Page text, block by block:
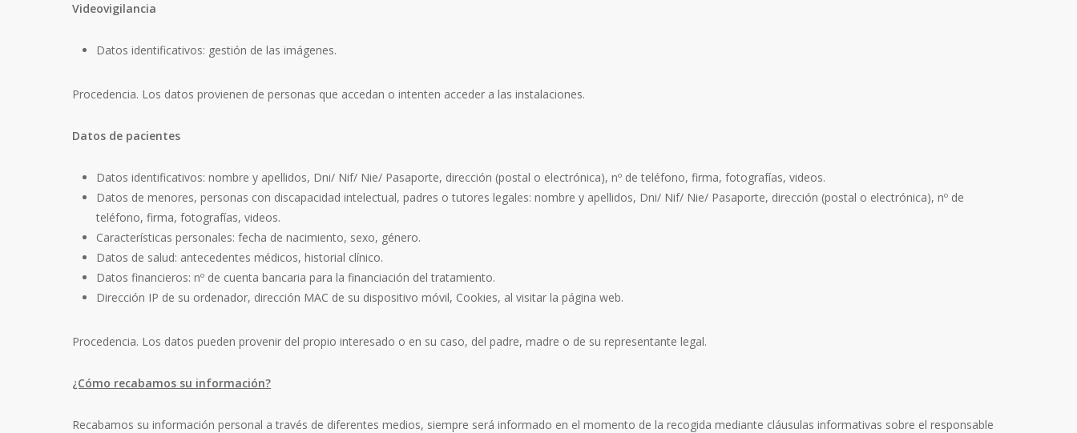
Videovigilancia
Datos identificativos: gestión de las imágenes.
Procedencia. Los datos provienen de personas que accedan o intenten acceder a las instalaciones.
Datos de pacientes
Datos identificativos: nombre y apellidos, Dni/ Nif/ Nie/ Pasaporte, dirección (postal o electrónica), nº de teléfono, firma, fotografías, videos.
Datos de menores, personas con discapacidad intelectual, padres o tutores legales: nombre y apellidos, Dni/ Nif/ Nie/ Pasaporte, dirección (postal o electrónica), nº de
teléfono, firma, fotografías, videos.
Características personales: fecha de nacimiento, sexo, género.
Datos de salud: antecedentes médicos, historial clínico.
Datos financieros: nº de cuenta bancaria para la financiación del tratamiento.
Dirección IP de su ordenador, dirección MAC de su dispositivo móvil, Cookies, al visitar la página web.
Procedencia. Los datos pueden provenir del propio interesado o en su caso, del padre, madre o de su representante legal.
¿Cómo recabamos su información?
Recabamos su información personal a través de diferentes medios, siempre será informado en el momento de la recogida mediante cláusulas informativas sobre el responsable